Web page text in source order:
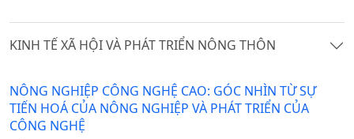
KINH TẾ XÃ HỘI VÀ PHÁT TRIỂN NÔNG THÔN
NÔNG NGHIỆP CÔNG NGHỆ CAO: GÓC NHÌN TỪ SỰ
TIẾN HOÁ CỦA NÔNG NGHIỆP VÀ PHÁT TRIỂN CỦA
CÔNG NGHỆ